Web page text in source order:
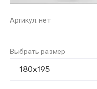
Артикул: нет
Выбрать размер